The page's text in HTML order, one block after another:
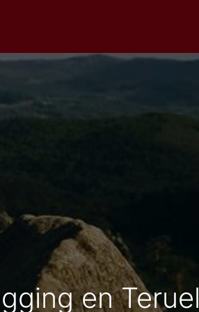
en Teruel